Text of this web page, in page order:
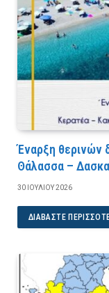
Έναρξη θερινών
Θάλασσα –
30 ΙΟΥΛΊΟΥ 2026
ΔΙΑΒΆΣΤΕ